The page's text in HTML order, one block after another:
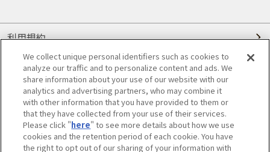
利用規約
個人情報の取り扱いについて
会員優待サービスの提携をご検討の方へ
JAFホームページ
© JAPAN AUTOMOBILE FEDERATION. All rights reserved.
We collect unique personal identifiers such as cookies to
analyze our traffic and to personalize content and ads. We
share information about your use of our website with our
analytics and advertising partners, who may combine it
with other information that you have provided to them or
that they have collected from your use of their services.
Please click "here" to see more details about how we use
cookies and the retention period of each cookie. You have
the right to opt out of our sharing of your information with